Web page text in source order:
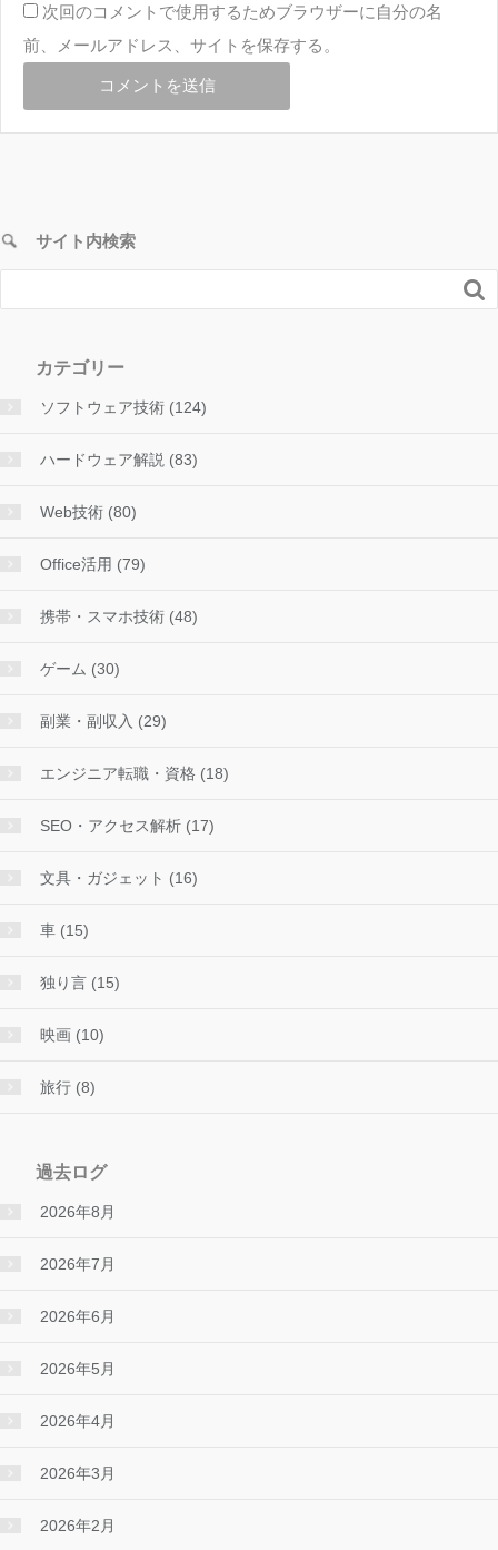
次回のコメントで使用するためブラウザーに自分の名
前、メールアドレス、サイトを保存する。
サイト内検索

カテゴリー
ソフトウェア技術 (124)
ハードウェア解説 (83)
Web技術 (80)
Office活用 (79)
携帯・スマホ技術 (48)
ゲーム (30)
副業・副収入 (29)
エンジニア転職・資格 (18)
SEO・アクセス解析 (17)
文具・ガジェット (16)
車 (15)
独り言 (15)
映画 (10)
旅行 (8)
過去ログ
2026年8月
2026年7月
2026年6月
2026年5月
2026年4月
2026年3月
2026年2月